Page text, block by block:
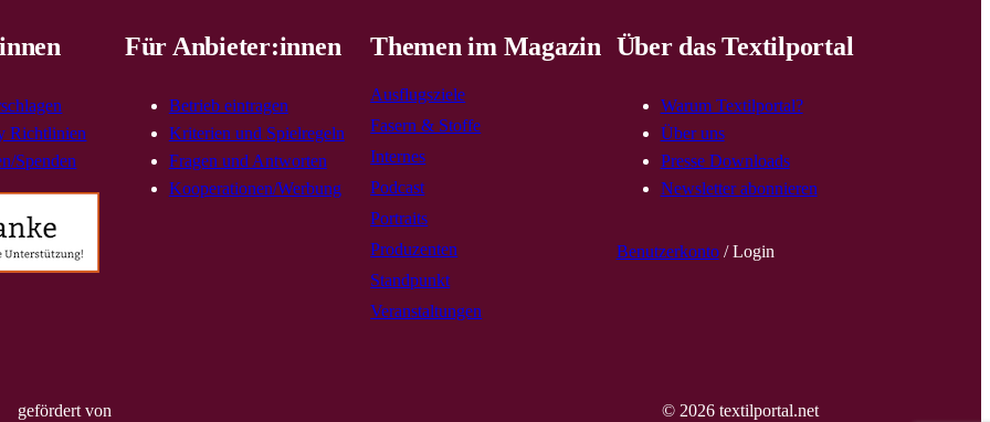
Richtlinien
Spenden
Für Anbieter:innen
Betrieb eintragen
Kriterien und Spielregeln
Fragen und Antworten
Kooperationen/Werbung
Themen im Magazin
Ausflugsziele
Fasern & Stoffe
Internes
Podcast
Portraits
Produzenten
Standpunkt
Veranstaltungen
Über das Textilportal
Warum Textilportal?
Über uns
Presse Downloads
Newsletter abonnieren
Benutzerkonto/ Login
gefördert von © 2026 textilportal.net